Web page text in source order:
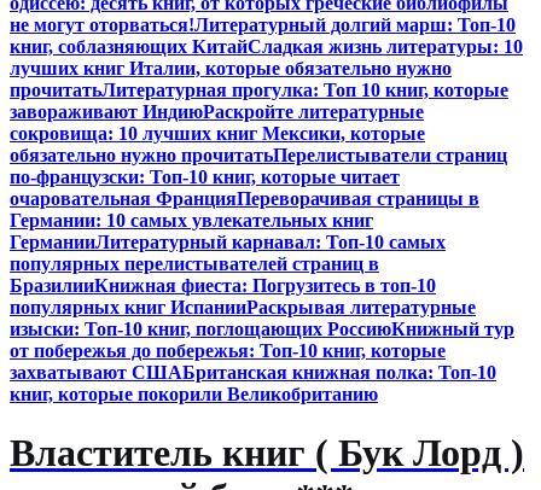
не могут оторваться!Литературный долгий марш: Топ-10
книг, соблазняющих КитайСладкая жизнь литературы: 10
лучших книг Италии, которые обязательно нужно
прочитатьЛитературная прогулка: Топ 10 книг, которые
завораживают ИндиюРаскройте литературные
сокровища: 10 лучших книг Мексики, которые
обязательно нужно прочитатьПерелистыватели страниц
по-французски: Топ-10 книг, которые читает
очаровательная ФранцияПереворачивая страницы в
Германии: 10 самых увлекательных книг
ГерманииЛитературный карнавал: Топ-10 самых
популярных перелистывателей страниц в
БразилииКнижная фиеста: Погрузитесь в топ-10
популярных книг ИспанииРаскрывая литературные
изыски: Топ-10 книг, поглощающих РоссиюКнижный тур
от побережья до побережья: Топ-10 книг, которые
захватывают СШАБританская книжная полка: Топ-10
книг, которые покорили Великобританию
Властитель книг ( Бук Лорд )